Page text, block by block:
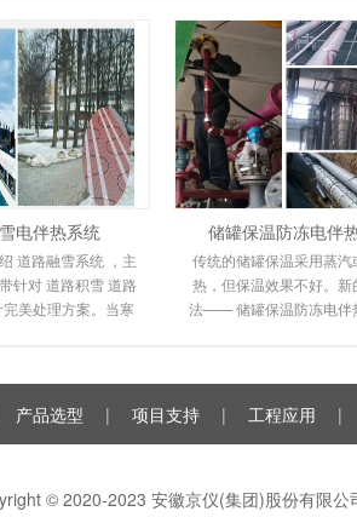
电伴热系统
道路融雪系统 ，主
针对 道路积雪 道路
美处理方案。当寒
储罐保温防冻电伴
传统的储罐保温采用蒸汽
热，但保温效果不好。新
法—— 储罐保温防冻电伴
产品选型 | 项目支持 | 工程应用 |
© 2020-2023 安徽京仪(集团)股份有限公